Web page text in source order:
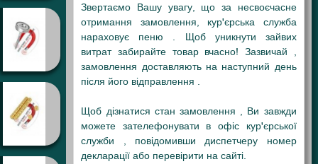
Звертаємо Вашу увагу, що за несвоєчасне
отримання замовлення, кур'єрська служба
нараховує пеню . Щоб уникнути зайвих
витрат забирайте товар вчасно! Зазвичай ,
замовлення доставляють на наступний день
після його відправлення .
Щоб дізнатися стан замовлення , Ви завжди
можете зателефонувати в офіс кур'єрської
служби , повідомивши диспетчеру номер
декларації або перевірити на сайті.